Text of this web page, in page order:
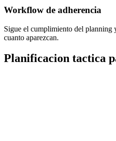
Workflow de adherencia
Sigue el cumplimiento del planning
cuanto aparezcan.
Planificacion tactica